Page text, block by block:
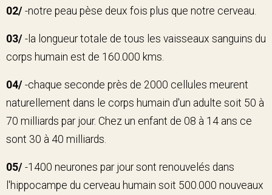
02/ -notre peau pèse deux fois plus que notre cerveau.
03/ -la longueur totale de tous les vaisseaux sanguins du
corps humain est de 160.000 kms.
04/ -chaque seconde près de 2000 cellules meurent
naturellement dans le corps humain d'un adulte soit 50 à
70 milliards par jour. Chez un enfant de 08 à 14 ans ce
sont 30 à 40 milliards.
05/ -1400 neurones par jour sont renouvelés dans
l'hippocampe du cerveau humain soit 500.000 nouveaux